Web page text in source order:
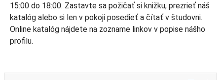
15:00 do 18:00. Zastavte sa požičať si knižku, prezrieť náš
katalóg alebo si len v pokoji posedieť a čítať v študovni.
Online katalóg nájdete na zozname linkov v popise nášho
profilu.